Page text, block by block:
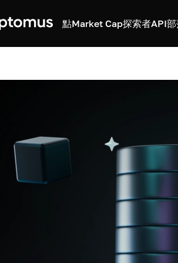
點Market Cap探索者API